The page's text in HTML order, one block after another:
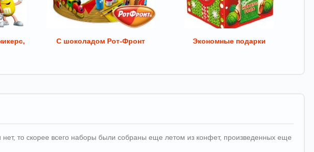
С шоколадом Рот-Фронт Экономные подарки
нет, то скорее всего наборы были собраны еще летом из конфет, произведенных еще